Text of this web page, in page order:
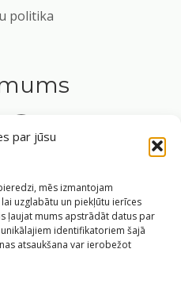
par jūsu
mēs izmantojam
uzglabātu un piekļūtu ierīces
ļaujat mums apstrādāt datus par
identifikatoriem šajā
atsaukšana var ierobežot
politika
veselā Rīgā |Pārpublicējot
valstspilsētas pašvaldības